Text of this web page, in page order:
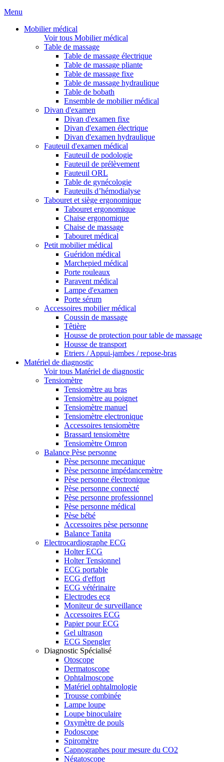
Menu
Mobilier médical
Voir tous Mobilier médical
Table de massage
Table de massage électrique
Table de massage pliante
Table de massage fixe
Table de massage hydraulique
Table de bobath
Ensemble de mobilier médical
Divan d'examen
Divan d'examen fixe
Divan d'examen électrique
Divan d'examen hydraulique
Fauteuil d'examen médical
Fauteuil de podologie
Fauteuil de prélèvement
Fauteuil ORL
Table de gynécologie
Fauteuils d’hémodialyse
Tabouret et siège ergonomique
Tabouret ergonomique
Chaise ergonomique
Chaise de massage
Tabouret médical
Petit mobilier médical
Guéridon médical
Marchepied médical
Porte rouleaux
Paravent médical
Lampe d'examen
Porte sérum
Accessoires mobilier médical
Coussin de massage
Têtière
Housse de protection pour table de massage
Housse de transport
Etriers / Appui-jambes / repose-bras
Matériel de diagnostic
Voir tous Matériel de diagnostic
Tensiomètre
Tensiomètre au bras
Tensiomètre au poignet
Tensiomètre manuel
Tensiomètre electronique
Accessoires tensiomètre
Brassard tensiomètre
Tensiomètre Omron
Balance Pèse personne
Pèse personne mecanique
Pèse personne impédancemètre
Pèse personne électronique
Pèse personne connecté
Pèse personne professionnel
Pèse personne médical
Pèse bébé
Accessoires pèse personne
Balance Tanita
Electrocardiographe ECG
Holter ECG
Holter Tensionnel
ECG portable
ECG d'effort
ECG vétérinaire
Electrodes ecg
Moniteur de surveillance
Accessoires ECG
Papier pour ECG
Gel ultrason
ECG Spengler
Diagnostic Spécialisé
Otoscope
Dermatoscope
Ophtalmoscope
Matériel ophtalmologie
Trousse combinée
Lampe loupe
Loupe binoculaire
Oxymètre de pouls
Podoscope
Spiromètre
Capnographes pour mesure du CO2
Négatoscope